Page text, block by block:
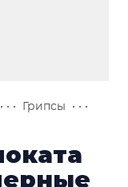
• • • Грипсы
• • •